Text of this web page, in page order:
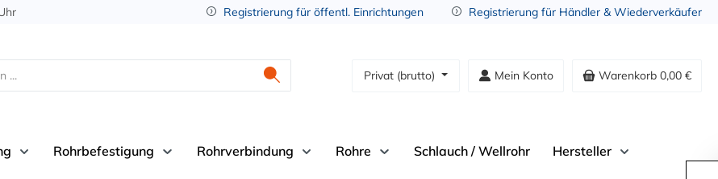
Registrierung für öffentl. Einrichtungen Registrierung für Händler & Wiederverkäufer
Privat (brutto) Mein Konto Warenkorb 0,00 €
Rohrbefestigung Rohrverbindung Rohre Schlauch / Wellrohr Hersteller